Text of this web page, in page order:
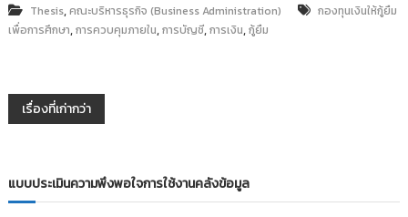
Thesis,คณะบริหารธุรกิจ (Business Administration)
กองทุนเงินให้กู้ยืม
เพื่อการศึกษา,การควบคุมภายใน,การบัญชี,การเงิน,กู้ยืม
แ
ะ
เรื่องที่เก่ากว่า
แบบประเมินความพึงพอใจการใช้งานคลังข้อมูล